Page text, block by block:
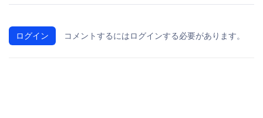
ログイン コメントするにはログインする必要があります。